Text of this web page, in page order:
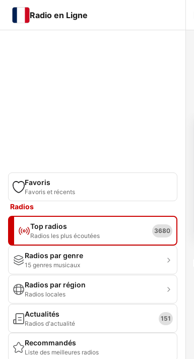
Radio en Ligne
Favoris
Favoris et récents
Radios
Top radios
Radios les plus écoutées
3680
Radios par genre
15 genres musicaux
Radios par région
Radios locales
Actualités
Radios d'actualité
151
Recommandés
Liste des meilleures radios